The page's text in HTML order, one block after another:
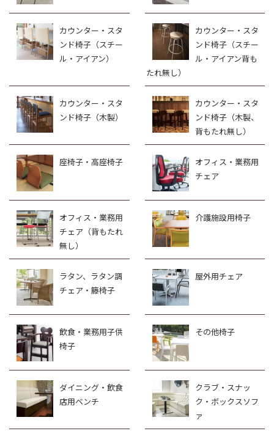
カウンター・スタ
ンド椅子（スチー
ル・アイアン）
カウンター・スタ
ンド椅子（スチー
ル・アイアン背も
たれ無し）
カウンター・スタ
ンド椅子（木製）
カウンター・スタ
ンド椅子（木製、
背もたれ無し）
座椅子・高座椅子
オフィス・業務用
チェア
オフィス・業務用
チェア（背もたれ
無し）
介護施設用椅子
ラタン、ラタン調
チェア・籐椅子
屋外用チェア
飲食・業務用子供
椅子
その他椅子
ダイニング・飲食
店用ベンチ
クラブ・スナッ
ク・ボックスソフ
ァ